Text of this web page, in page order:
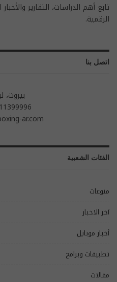
تابع أهم الدراسات، التقارير
الرقمية.
اتصل بنا
بيروت،
ar.com
الفئات الشعبية
منوعات
آخر الاخبار
أخبار موبايل
تطبيقات وبرامج
مقالات